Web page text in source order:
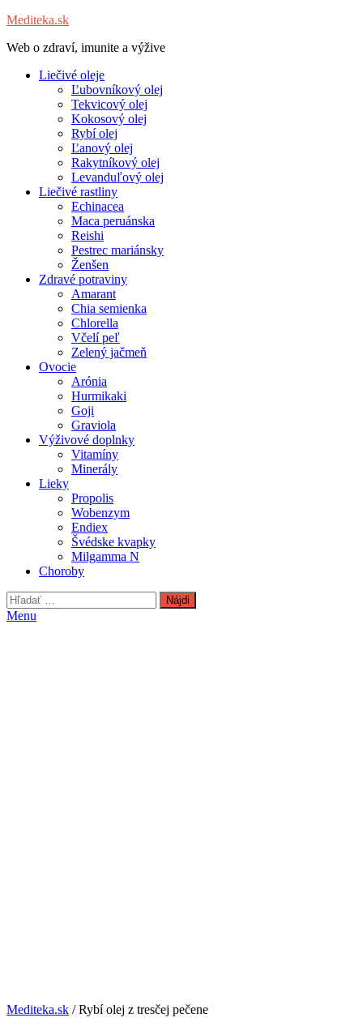
Mediteka.sk
Web o zdraví, imunite a výžive
Liečivé oleje
Ľubovníkový olej
Tekvicový olej
Kokosový olej
Rybí olej
Ľanový olej
Rakytníkový olej
Levanduľový olej
Liečivé rastliny
Echinacea
Maca peruánska
Reishi
Pestrec mariánsky
Ženšen
Zdravé potraviny
Amarant
Chia semienka
Chlorella
Včelí peľ
Zelený jačmeň
Ovocie
Arónia
Hurmikaki
Goji
Graviola
Výživové doplnky
Vitamíny
Minerály
Lieky
Propolis
Wobenzym
Endiex
Švédske kvapky
Milgamma N
Choroby
Hľadať:
Menu
Mediteka.sk / Rybí olej z tresčej pečene